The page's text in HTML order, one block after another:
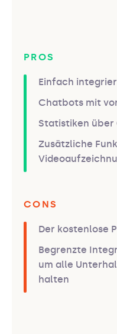
PROS
Einfach
Chatbots mit
Statistiken
Zusätzliche
CONS
Der kostenlose
Begrenzte
um alle
halten